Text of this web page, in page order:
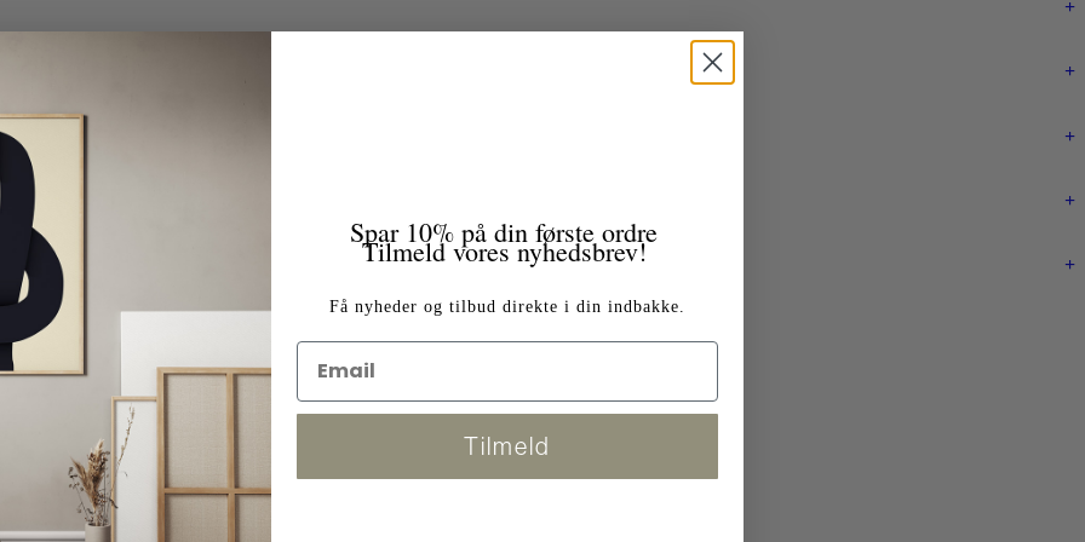
+
+
+
+
+
Spar 10% på din første ordre
Tilmeld vores nyhedsbrev!
Få nyheder og tilbud direkte i din indbakke.
Tilmeld